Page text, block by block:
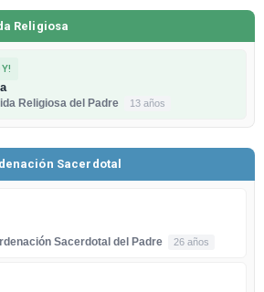
Religiosa
Religiosa del Padre
13 años
Sacerdotal
Sacerdotal del Padre
26 años